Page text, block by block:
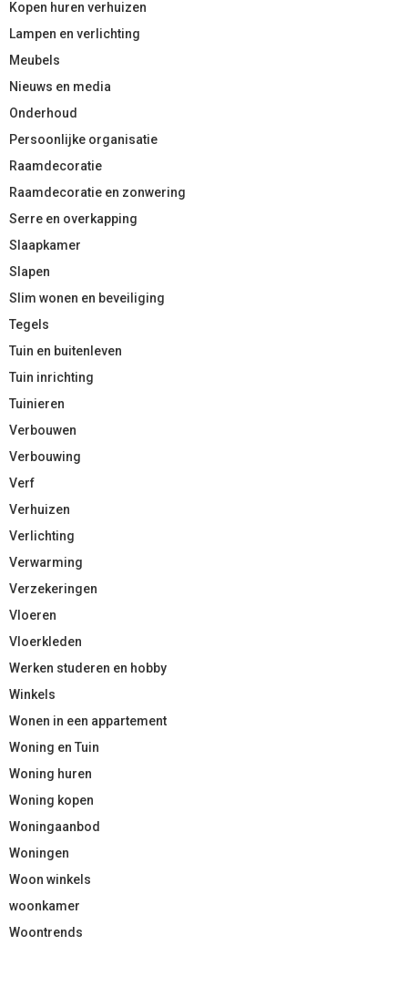
Kopen huren verhuizen
Lampen en verlichting
Meubels
Nieuws en media
Onderhoud
Persoonlijke organisatie
Raamdecoratie
Raamdecoratie en zonwering
Serre en overkapping
Slaapkamer
Slapen
Slim wonen en beveiliging
Tegels
Tuin en buitenleven
Tuin inrichting
Tuinieren
Verbouwen
Verbouwing
Verf
Verhuizen
Verlichting
Verwarming
Verzekeringen
Vloeren
Vloerkleden
Werken studeren en hobby
Winkels
Wonen in een appartement
Woning en Tuin
Woning huren
Woning kopen
Woningaanbod
Woningen
Woon winkels
woonkamer
Woontrends